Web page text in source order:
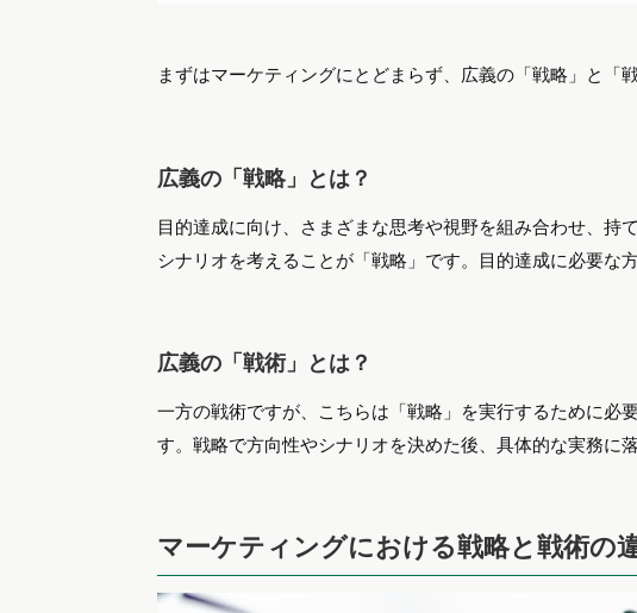
まずはマーケティングにとどまらず、広義の「戦略」と「
広義の「戦略」とは？
目的達成に向け、さまざまな思考や視野を組み合わせ、持
シナリオを考えることが「戦略」です。目的達成に必要な
広義の「戦術」とは？
一方の戦術ですが、こちらは「戦略」を実行するために必
す。戦略で方向性やシナリオを決めた後、具体的な実務に
マーケティングにおける戦略と戦術の